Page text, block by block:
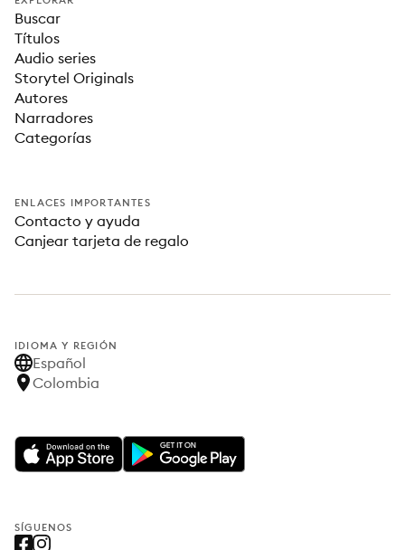
Buscar
Títulos
Audio series
Storytel Originals
Autores
Narradores
Categorías
ENLACES IMPORTANTES
Contacto y ayuda
Canjear tarjeta de regalo
IDIOMA Y REGIÓN
Español
Colombia
SÍGUENOS